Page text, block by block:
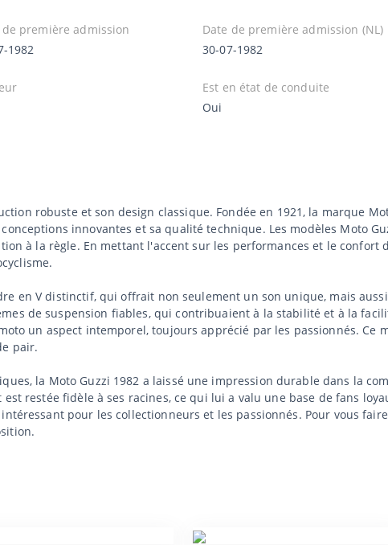
de première admission
1982
Date de première admission (NL)
30-07-1982
Est en état de conduite
Oui
robuste et son design classique. Fondée en 1921, la marque
innovantes et sa qualité technique. Les modèles Moto
à la règle. En mettant l'accent sur les performances et le
en V distinctif, qui offrait non seulement un son unique, mais
de suspension fiables, qui contribuaient à la stabilité et à la
un aspect intemporel, toujours apprécié par les passionnés. Ce
pair.
la Moto Guzzi 1982 a laissé une impression durable dans la
restée fidèle à ses racines, ce qui lui a valu une base de fans
pour les collectionneurs et les passionnés. Pour vous